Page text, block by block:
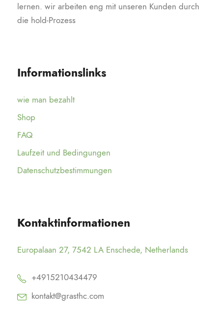
lernen. wir arbeiten eng mit unseren Kunden durch
die hold-Prozess
Informationslinks
wie man bezahlt
Shop
FAQ
Laufzeit und Bedingungen
Datenschutzbestimmungen
Kontaktinformationen
Europalaan 27, 7542 LA Enschede, Netherlands
+4915210434479
kontakt@grasthc.com